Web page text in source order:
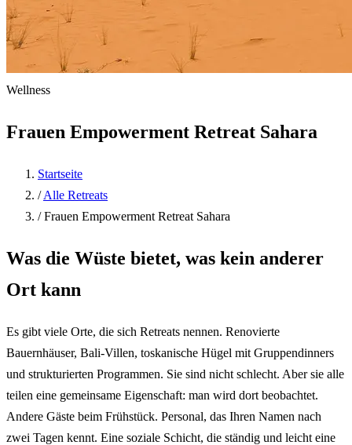
Wellness
Frauen Empowerment Retreat Sahara
Startseite
/ Alle Retreats
/ Frauen Empowerment Retreat Sahara
Was die Wüste bietet, was kein anderer
Ort kann
Es gibt viele Orte, die sich Retreats nennen. Renovierte
Bauernhäuser, Bali-Villen, toskanische Hügel mit Gruppendinners
und strukturierten Programmen. Sie sind nicht schlecht. Aber sie alle
teilen eine gemeinsame Eigenschaft: man wird dort beobachtet.
Andere Gäste beim Frühstück. Personal, das Ihren Namen nach
zwei Tagen kennt. Eine soziale Schicht, die ständig und leicht eine